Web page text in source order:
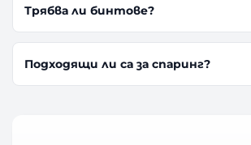
Трябва ли бинтове?
Подходящи ли са за спаринг?